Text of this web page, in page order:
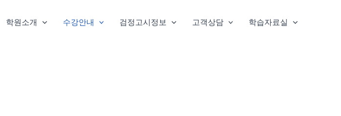
학원소개 수강안내 검정고시정보 고객상담 학습자료실